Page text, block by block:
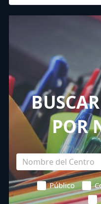
POR
Público